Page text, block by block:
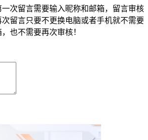
次留言需要输入昵称和邮箱，留言审核
留言只要不更换电脑或者手机就不需要
也不需要再次审核！